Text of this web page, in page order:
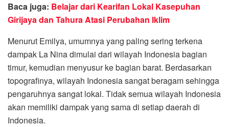
Baca juga: Belajar dari Kearifan Lokal Kasepuhan
Girijaya dan Tahura Atasi Perubahan Iklim
Menurut Emilya, umumnya yang paling sering terkena
dampak La Nina dimulai dari wilayah Indonesia bagian
timur, kemudian menyusur ke bagian barat. Berdasarkan
topografinya, wilayah Indonesia sangat beragam sehingga
pengaruhnya sangat lokal. Tidak semua wilayah Indonesia
akan memiliki dampak yang sama di setiap daerah di
Indonesia.